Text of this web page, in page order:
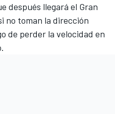
después llegará el Gran
no toman la dirección
de perder la velocidad en